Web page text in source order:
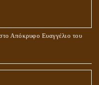
Απόκρυφο Ευαγγέλιο του